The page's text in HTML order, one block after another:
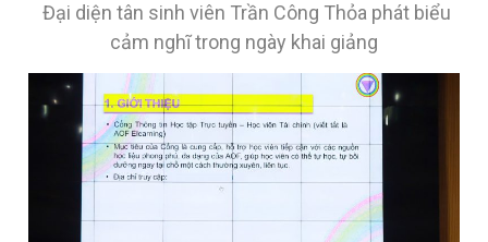
Đại diện tân sinh viên Trần Công Thỏa phát biểu
cảm nghĩ trong ngày khai giảng